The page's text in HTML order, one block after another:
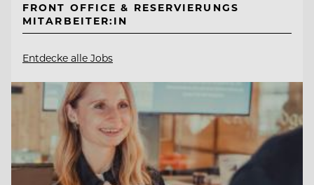
FRONT OFFICE & RESERVIERUNGS
MITARBEITER:IN
Entdecke alle Jobs